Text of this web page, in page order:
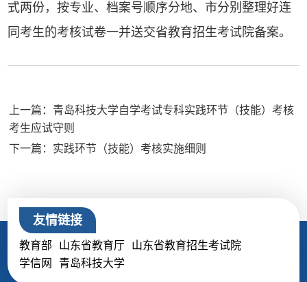
式两份，按专业、档案号顺序分地、市分别整理好连
同考生的考核试卷一并送交省教育招生考试院备案。
上一篇：青岛科技大学自学考试专科实践环节（技能）考核
考生应试守则
下一篇：实践环节（技能）考核实施细则
友情链接
教育部 山东省教育厅
山东省教育招生考试院
学信网
青岛科技大学